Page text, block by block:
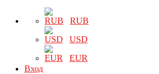
RUB
USD
EUR
Вход